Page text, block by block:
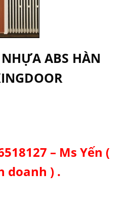
ABS HÀN
– Ms Yến (
doanh ) .